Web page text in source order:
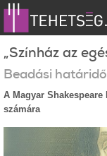
„Színház az
Beadási
A Magyar
számára